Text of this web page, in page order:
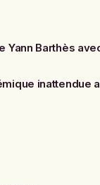
Yann Barthès
inattendue